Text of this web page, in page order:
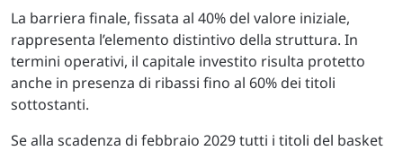
La barriera finale, fissata al 40% del valore iniziale,
rappresenta l’elemento distintivo della struttura. In
termini operativi, il capitale investito risulta protetto
anche in presenza di ribassi fino al 60% dei titoli
sottostanti.
Se alla scadenza di febbraio 2029 tutti i titoli del basket